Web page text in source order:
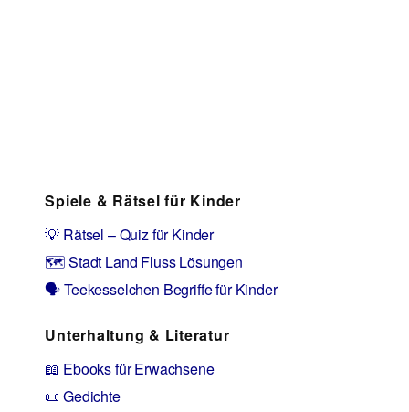
Spiele & Rätsel für Kinder
💡 Rätsel – Quiz für Kinder
🗺️ Stadt Land Fluss Lösungen
🗣️ Teekesselchen Begriffe für Kinder
Unterhaltung & Literatur
📖 Ebooks für Erwachsene
📜 Gedichte